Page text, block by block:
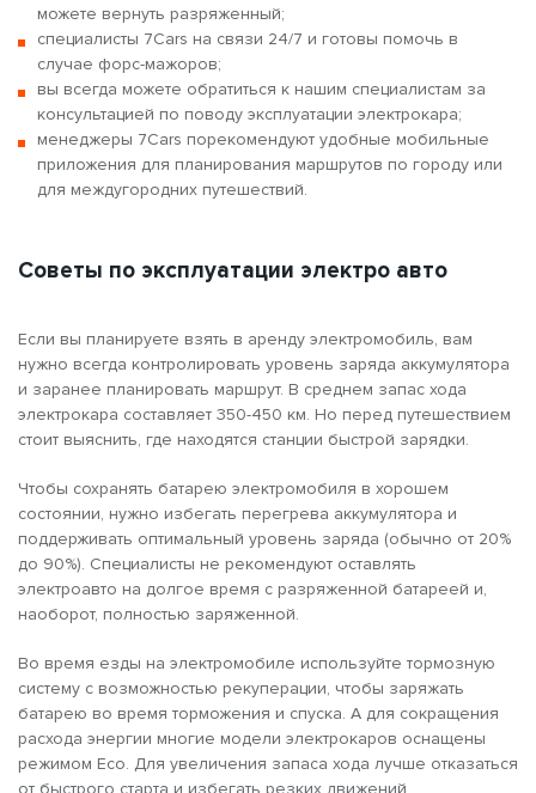
можете вернуть разряженный;
специалисты 7Cars на связи 24/7 и готовы помочь в
случае форс-мажоров;
вы всегда можете обратиться к нашим специалистам за
консультацией по поводу эксплуатации электрокара;
менеджеры 7Cars порекомендуют удобные мобильные
приложения для планирования маршрутов по городу или
для междугородних путешествий.
Советы по эксплуатации электро авто
Если вы планируете взять в аренду электромобиль, вам
нужно всегда контролировать уровень заряда аккумулятора
и заранее планировать маршрут. В среднем запас хода
электрокара составляет 350-450 км. Но перед путешествием
стоит выяснить, где находятся станции быстрой зарядки.
Чтобы сохранять батарею электромобиля в хорошем
состоянии, нужно избегать перегрева аккумулятора и
поддерживать оптимальный уровень заряда (обычно от 20%
до 90%). Специалисты не рекомендуют оставлять
электроавто на долгое время с разряженной батареей и,
наоборот, полностью заряженной.
Во время езды на электромобиле используйте тормозную
систему с возможностью рекуперации, чтобы заряжать
батарею во время торможения и спуска. А для сокращения
расхода энергии многие модели электрокаров оснащены
режимом Eco. Для увеличения запаса хода лучше отказаться
от быстрого старта и избегать резких движений.